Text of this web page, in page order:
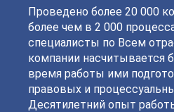
Проведено более 20 000
более чем в 2 000
специалисты по Всем
компании насчитывается
время работы ими
правовых и
Десятилетний опыт